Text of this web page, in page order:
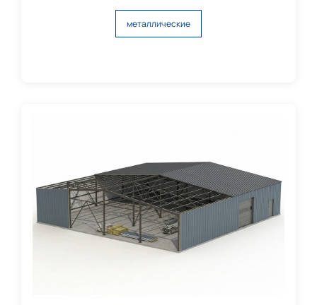
металлические